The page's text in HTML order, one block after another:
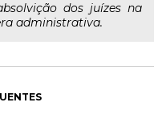
dos juízes na
administrativa.